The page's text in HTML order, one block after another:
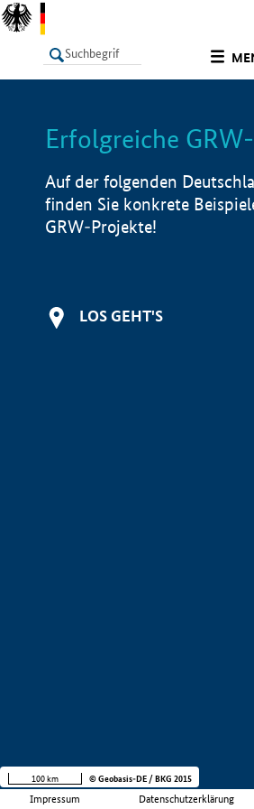
LISTE
Erfolgreiche
Auf der folgenden
finden Sie konkrete
GRW-Projekte!
LOS GEHT'S
Impressum Datenschutzerklärung
100 km © Geobasis-DE / BKG 2015